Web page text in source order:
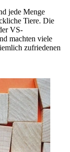
jede Menge
Tiere. Die
VS-
machten viele
zufriedenen